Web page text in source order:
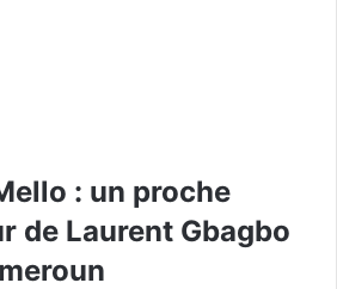
: un proche
de Laurent Gbagbo